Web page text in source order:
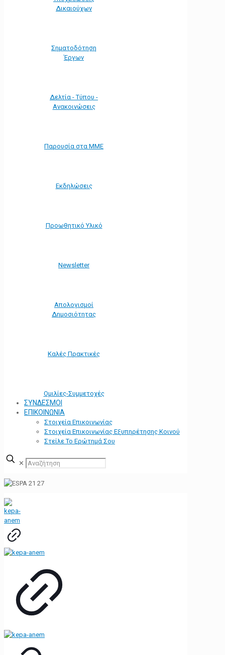
Δικαιούχων
Σηματοδότηση
Έργων
Δελτία - Τύπου -
Ανακοινώσεις
Παρουσία στα ΜΜΕ
Εκδηλώσεις
Προωθητικό Υλικό
Νewsletter
Απολογισμοί
Δημοσιότητας
Καλές Πρακτικές
Ομιλίες-Συμμετοχές
ΣΥΝΔΕΣΜΟΙ
ΕΠΙΚΟΙΝΩΝΙΑ
Στοιχεία Επικοινωνίας
Στοιχεία Επικοινωνίας Εξυπηρέτησης Κοινού
Στείλε Το Ερώτημά Σου
✕